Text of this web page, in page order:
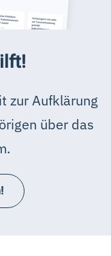
zur Aufklärung
über das